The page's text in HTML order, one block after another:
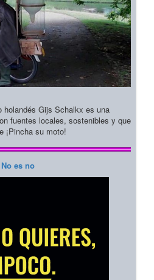
holandés Gijs Schalkx es una
fuentes locales, sostenibles y que
¡Pincha su moto!
No es no